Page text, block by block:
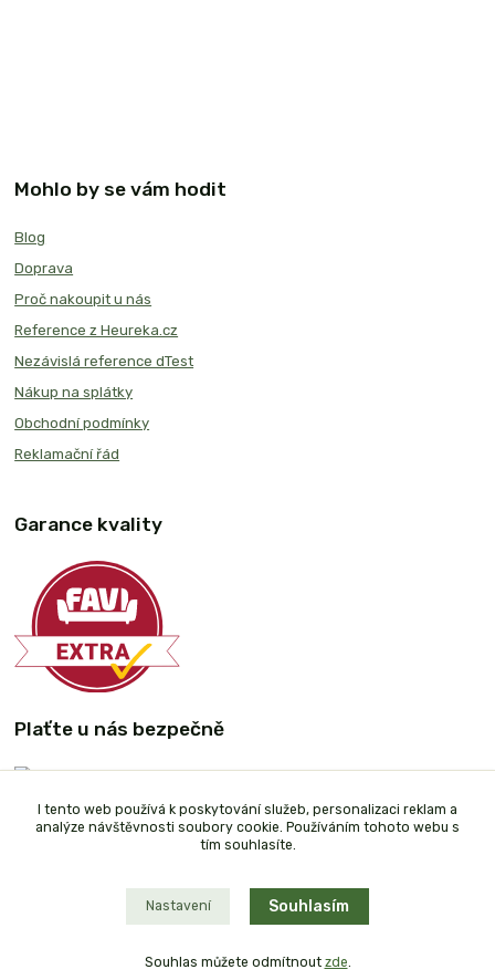
Mohlo by se vám hodit
Blog
Doprava
Proč nakoupit u nás
Reference z Heureka.cz
Nezávislá reference dTest
Nákup na splátky
Obchodní podmínky
Reklamační řád
Garance kvality
Plaťte u nás bezpečně
I tento web používá k poskytování služeb, personalizaci reklam a
analýze návštěvnosti soubory cookie. Používáním tohoto webu s
tím souhlasíte.
Nastavení Souhlasím
Souhlas můžete odmítnout zde